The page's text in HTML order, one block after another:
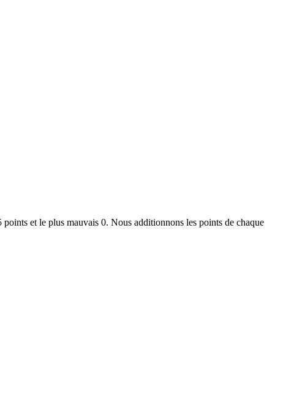
et le plus mauvais 0. Nous additionnons les points de chaque